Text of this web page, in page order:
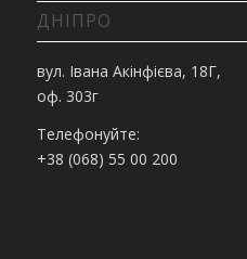
ДНІПРО
вул. Івана Акінфієва, 18Г,
оф. 303г
Телефонуйте:
+38 (068) 55 00 200